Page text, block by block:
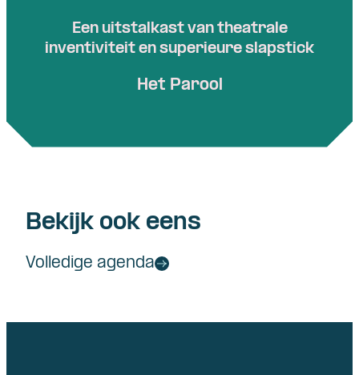
Een uitstalkast van theatrale
inventiviteit en superieure slapstick
Het Parool
Bekijk ook eens
Volledige agenda